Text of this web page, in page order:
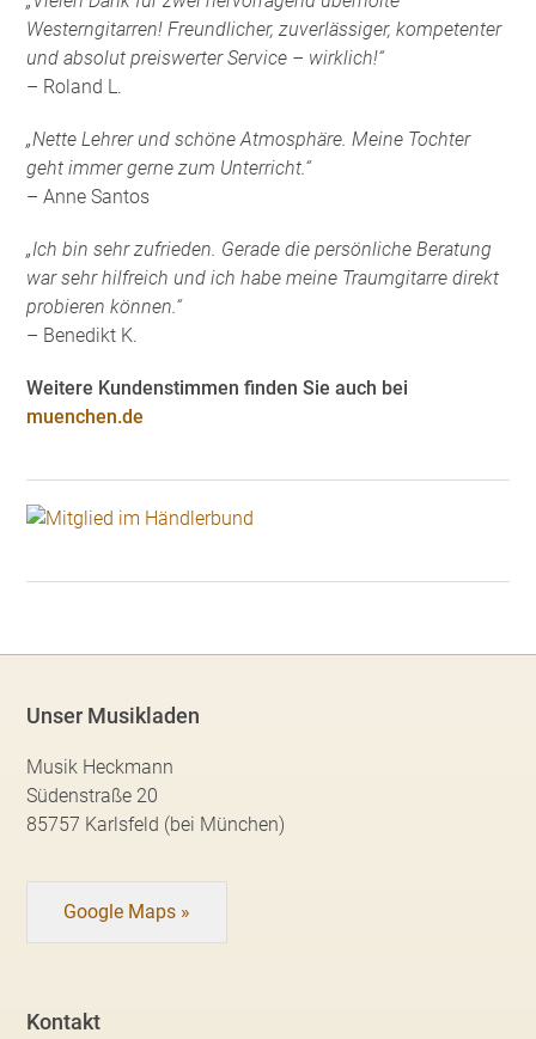
Westerngitarren! Freundlicher, zuverlässiger, kompetenter
und absolut preiswerter Service – wirklich!“
– Roland L.
„Nette Lehrer und schöne Atmosphäre. Meine Tochter
geht immer gerne zum Unterricht.“
– Anne Santos
„Ich bin sehr zufrieden. Gerade die persönliche Beratung
war sehr hilfreich und ich habe meine Traumgitarre direkt
probieren können.“
– Benedikt K.
Weitere Kundenstimmen finden Sie auch bei
muenchen.de
Unser Musikladen
Musik Heckmann
Südenstraße 20
85757 Karlsfeld (bei München)
Google Maps »
Kontakt